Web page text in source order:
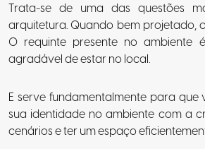
Trata-se de uma das questões
arquitetura. Quando bem projetado,
O requinte presente no ambiente
agradável de estar no local.
E serve fundamentalmente para
sua identidade no ambiente com a
cenários e ter um espaço